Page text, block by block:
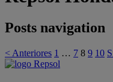
Posts navigation
< Anteriores 1 … 7 8 9 10